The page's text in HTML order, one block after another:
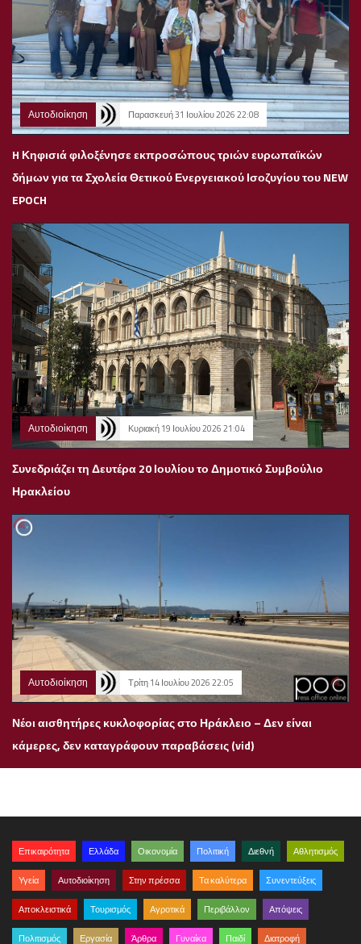
Αυτοδιοίκηση Παρασκευή 31 Ιουλίου 2026 22:08
H Κηφισιά φιλοξένησε εκπροσώπους τριών ευρωπαϊκών
δήμων για τα Σχολεία Θετικού Ενεργειακού Ισοζυγίου του NEW
EPOCH
Αυτοδιοίκηση Κυριακή 19 Ιουλίου 2026 21:04
Συνεδριάζει τη Δευτέρα 20 Ιουλίου το Δημοτικό Συμβούλιο
Ηρακλείου
Αυτοδιοίκηση Τρίτη 14 Ιουλίου 2026 22:05
Νέοι αισθητήρες κυκλοφορίας στο Ηράκλειο – Δεν είναι
κάμερες, δεν καταγράφουν παραβάσεις (vid)
Επικαιρότητα Ελλάδα Οικονομία Πολιτική Διεθνή Αθλητισμός
Υγεία Αυτοδιοίκηση Στην πρέσσα Τα καλύτερα Συνεντεύξεις
Αποκλειστικά Τουρισμός Αγροτικά Περιβάλλον Απόψεις
Πολιτισμός Εργασία Άρθρα Γυναίκα Παιδί Διατροφή